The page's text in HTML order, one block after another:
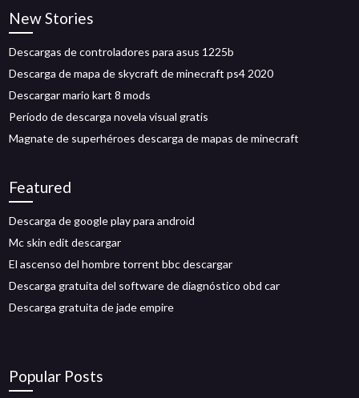
New Stories
Descargas de controladores para asus 1225b
Descarga de mapa de skycraft de minecraft ps4 2020
Descargar mario kart 8 mods
Período de descarga novela visual gratis
Magnate de superhéroes descarga de mapas de minecraft
Featured
Descarga de google play para android
Mc skin edit descargar
El ascenso del hombre torrent bbc descargar
Descarga gratuita del software de diagnóstico obd car
Descarga gratuita de jade empire
Popular Posts